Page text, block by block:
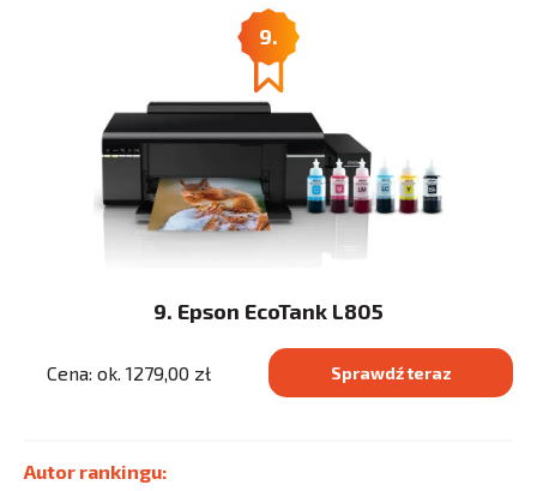
9.
9. Epson EcoTank L805
Cena: ok. 1279,00 zł Sprawdź teraz
Autor rankingu: